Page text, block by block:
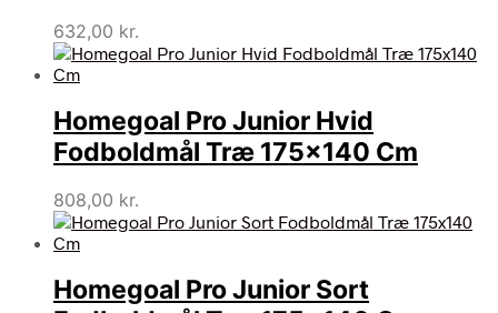
632,00 kr.
Homegoal Pro Junior Hvid
Fodboldmål Træ 175×140 Cm
808,00 kr.
Homegoal Pro Junior Sort